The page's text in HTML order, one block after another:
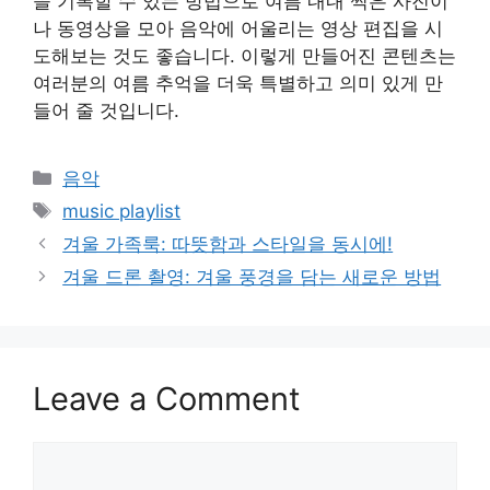
나 동영상을 모아 음악에 어울리는 영상 편집을 시
도해보는 것도 좋습니다. 이렇게 만들어진 콘텐츠는
여러분의 여름 추억을 더욱 특별하고 의미 있게 만
들어 줄 것입니다.
Categories
음악
Tags
music playlist
겨울 가족룩: 따뜻함과 스타일을 동시에!
겨울 드론 촬영: 겨울 풍경을 담는 새로운 방법
Leave a Comment